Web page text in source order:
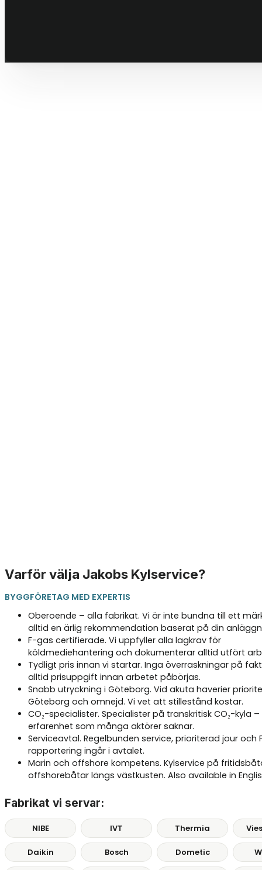
Varför välja Jakobs Kylservice?
BYGGFÖRETAG MED EXPERTIS
Oberoende – alla fabrikat. Vi är inte bundna till ett
alltid en ärlig rekommendation baserat på din
F-gas certifierade. Vi uppfyller alla lagkrav för
köldmediehantering och dokumenterar alltid utfört
Tydligt pris innan vi startar. Inga överraskningar på
alltid prisuppgift innan arbetet påbörjas.
Snabb utryckning i Göteborg. Vid akuta haverier
Göteborg och omnejd. Vi vet att stillestånd kostar.
CO₂-specialister. Specialister på transkritisk CO₂-kyla
erfarenhet som många aktörer saknar.
Serviceavtal. Regelbunden service, prioriterad jour och
rapportering ingår i avtalet.
Marin och offshore kompetens. Kylservice på
offshorebåtar längs västkusten. Also available in
Fabrikat vi servar:
NIBE IVT Thermia
Daikin Bosch Dometic